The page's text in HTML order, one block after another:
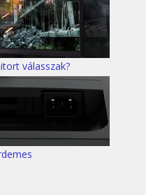
válasszak?